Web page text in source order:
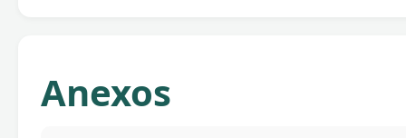
Anexos